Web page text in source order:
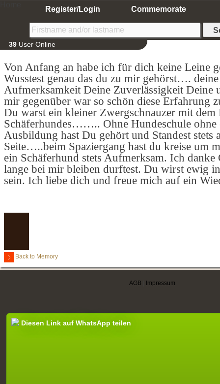
Register/Login Commemorate
39 User Online
Von Anfang an habe ich für dich keine Leine
Wusstest genau das du zu mir gehörst….
Aufmerksamkeit Deine Zuverlässigkeit Deine
mir gegenüber war so schön diese
Du warst ein kleiner Zwergschnauzer mit dem
Schäferhundes…….. Ohne Hundeschule ohne
Ausbildung hast Du gehört und Standest stets
Seite…..beim Spaziergang hast du kreise um
ein Schäferhund stets Aufmerksam. Ich danke
lange bei mir bleiben durftest. Du wirst ewig
sein. Ich liebe dich und freue mich auf ein
Back to Memory
AGB Impressum
Diesen Link auf WhatsApp teilen